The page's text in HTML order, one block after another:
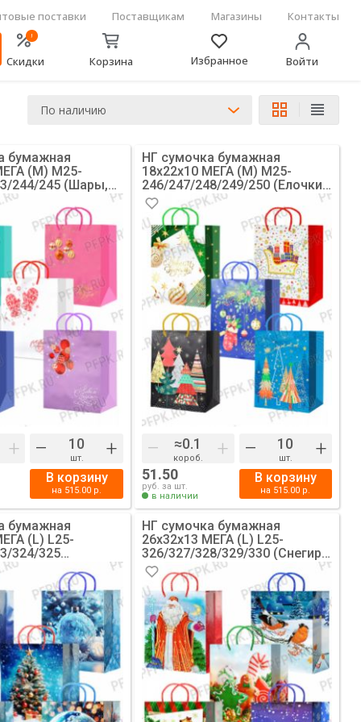
поставки Поставщикам Магазины Контакты
!
Скидки Корзина Избранное Войти
По наличию
бумажная
(M) M25-
244/245 (Шары,
200]
+ – шт. +
В корзину
на 515.00 р.
НГ сумочка бумажная
18х22х10 МЕГА (M) M25-
246/247/248/249/250 (Елочки,
Подарки) [10/200]
– короб. + – шт. +
51.50
руб. за шт.
в наличии
В корзину
на 515.00 р.
бумажная
(L) L25-
324/325
[10/200]
НГ сумочка бумажная
26х32х13 МЕГА (L) L25-
326/327/328/329/330 (Снегири,
Дед Мороз) [10/200]